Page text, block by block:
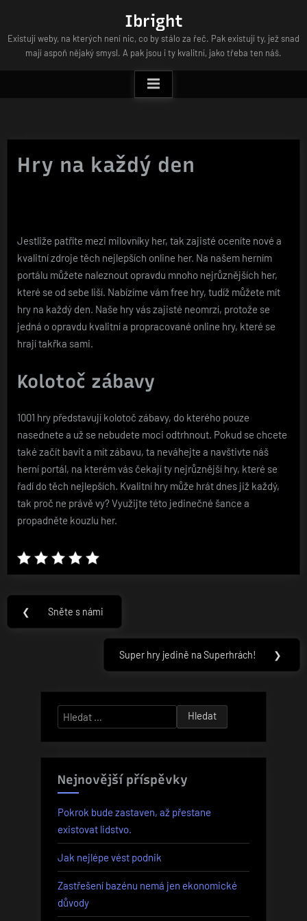
content
Ibright
Existují weby, na kterých není nic, co by stálo za řeč. Pak existují ty, jež snad
mají aspoň nějaký smysl. A pak jsou i ty kvalitní, jako třeba ten náš.
Hry na každý den
Jestliže patříte mezi milovníky her, tak zajisté oceníte nové a
kvalitní zdroje těch nejlepších online her. Na našem herním
portálu můžete naleznout opravdu mnoho nejrůznějších her,
které se od sebe liší. Nabízíme vámfree hry, tudíž můžete mít
hry na každý den. Naše hry vás zajisté neomrzí, protože se
jedná o opravdu kvalitní a propracované online hry, které se
hrají takřka sami.
Kolotoč zábavy
1001 hry představují kolotoč zábavy, do kterého pouze
nasednete a už se nebudete moci odtrhnout. Pokud se chcete
také začít bavit a mít zábavu, ta neváhejte a navštivte náš
herní portál, na kterém vás čekají ty nejrůznější hry, které se
řadí do těch nejlepších. Kvalitní hry může hrát dnes již každý,
tak proč ne právě vy? Využijte této jedinečné šance a
propadněte kouzlu her.
Navigace
pro
❮
Previous
Sněte s námi
Next
Super hry jedině na Superhrách! ❯
Vyhledávání
Nejnovější příspěvky
Pokrok bude zastaven, až přestane
existovat lidstvo.
Jak nejlépe vést podnik
Zastřešení bazénu nemá jen ekonomické
důvody